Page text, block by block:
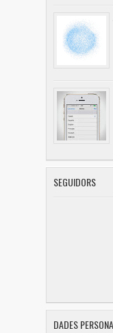
SEGUIDORS
DADES